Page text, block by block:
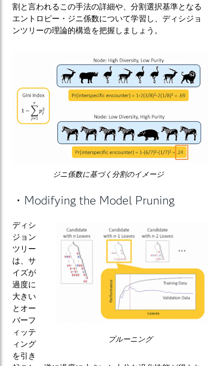
割と言われるこの手法の詳細や、分割選択基準となる
エントロピー・ジニ係数について学習し、ディシジョ
ンツリーの理論的構造を把握しましょう。
ジニ係数に基づく分割のイメージ
・Modifying the Model Pruning
プルーニング
ディシ
ジョン
ツリー
は、サ
イズが
過度に
大きい
とオー
バーフ
ィッテ
ィング
を引き